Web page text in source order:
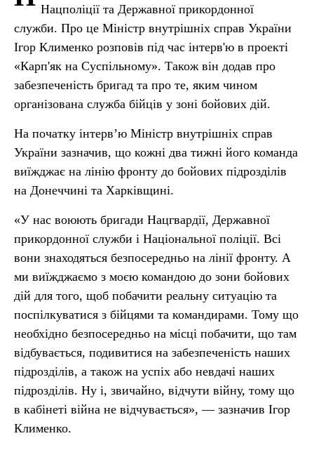
Нацполіції та Державної прикордонної
служби. Про це Міністр внутрішніх справ України
Ігор Клименко розповів під час інтерв'ю в проекті
«Карп'як на Суспільному». Також він додав про
забезпеченість бригад та про те, яким чином
організована служба бійців у зоні бойових дій.
На початку інтерв’ю Міністр внутрішніх справ
України зазначив, що кожні два тижні його команда
виїжджає на лінію фронту до бойових підрозділів
на Донеччині та Харківщині.
«У нас воюють бригади Нацгвардії, Державної
прикордонної служби і Національної поліції. Всі
вони знаходяться безпосередньо на лінії фронту. А
ми виїжджаємо з моєю командою до зони бойових
дій для того, щоб побачити реальну ситуацію та
поспілкуватися з бійцями та командирами. Тому що
необхідно безпосередньо на місці побачити, що там
відбувається, подивитися на забезпеченість наших
підрозділів, а також на успіх або невдачі наших
підрозділів. Ну і, звичайно, відчути війну, тому що
в кабінеті війна не відчувається», — зазначив Ігор
Клименко.